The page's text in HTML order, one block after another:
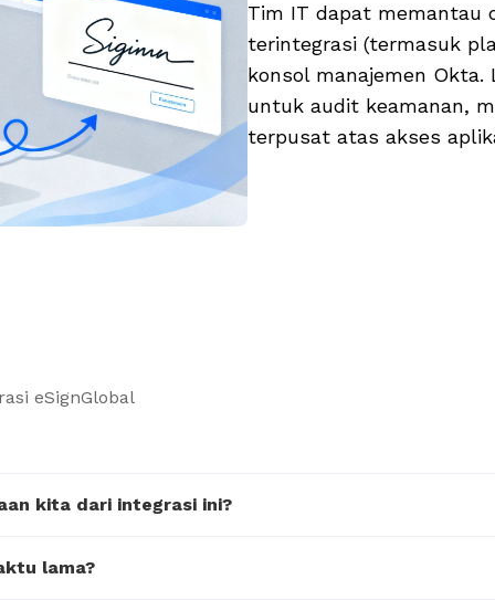
Tim IT dapat memantau
terintegrasi (termasuk
konsol manajemen
untuk audit keamanan,
terpusat atas akses
eSignGlobal
kita dari integrasi ini?
lama?